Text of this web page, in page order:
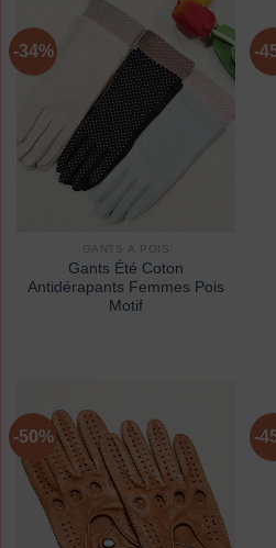
-34%
GANTS À POIS
Gants Été Coton
Antidérapants Femmes Pois
Motif
-
-50% -